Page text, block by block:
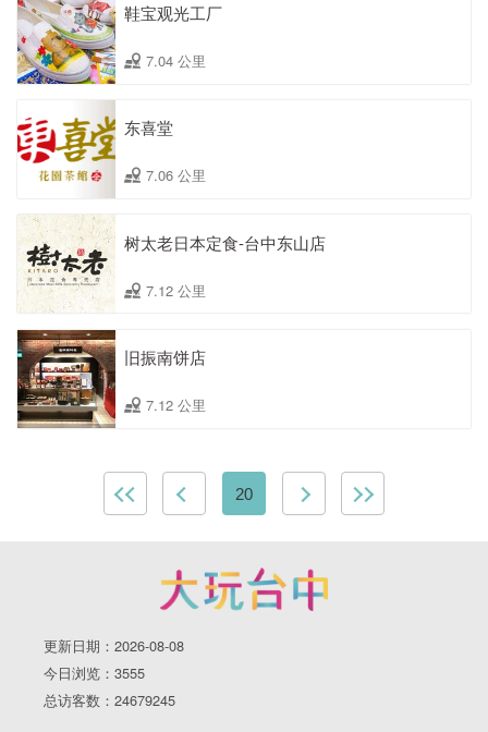
鞋宝观光工厂
7.04 公里
东喜堂
7.06 公里
树太老日本定食-台中东山店
7.12 公里
旧振南饼店
7.12 公里
20
更新日期：2026-08-08
今日浏览：3555
总访客数：24679245